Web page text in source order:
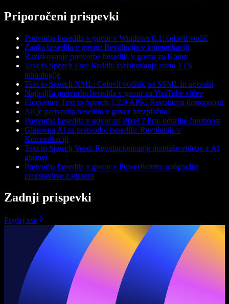
Priporočeni prispevki
Pretvorba besedila v govor v Windows 8.1: celovit vodič
Zanka besedila v govor: Revolucija v komunikaciji
Raziskovanje pretvorbe besedila v govor za Koran
Text to Speech Free Reddit: raziskovanje sveta TTS
tehnologije
Text to Speech XML: Celovit vodnik po SSML in uporabi
Najboljša pretvorba besedila v govor za YouTube videe
Eloquence Text to Speech 1.2.9 APK: Revolucija dostopnosti
Ali je pretvorba besedila v govor brezplačna?
Pretvorba besedila v govor na Pixel 7 Pro: odkrijte čarobnost
Glasovna AI za pretvorbo besedila: Revolucija v
Komunikaciji
Text to Speech Veed: Revolucioniranje montaže videov z AI
glasovi
Pretvorba besedila v govor v PowerPointu: nadgradite
predstavitve z glasom
Zadnji prispevki
Poglej vse